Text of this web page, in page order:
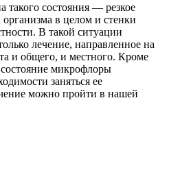
такого состояния — резкое
в целом и стенки
В такой ситуации
лечение, направленное на
и общего, и местного. Кроме
микрофлоры
заняться ее
можно пройти в нашей